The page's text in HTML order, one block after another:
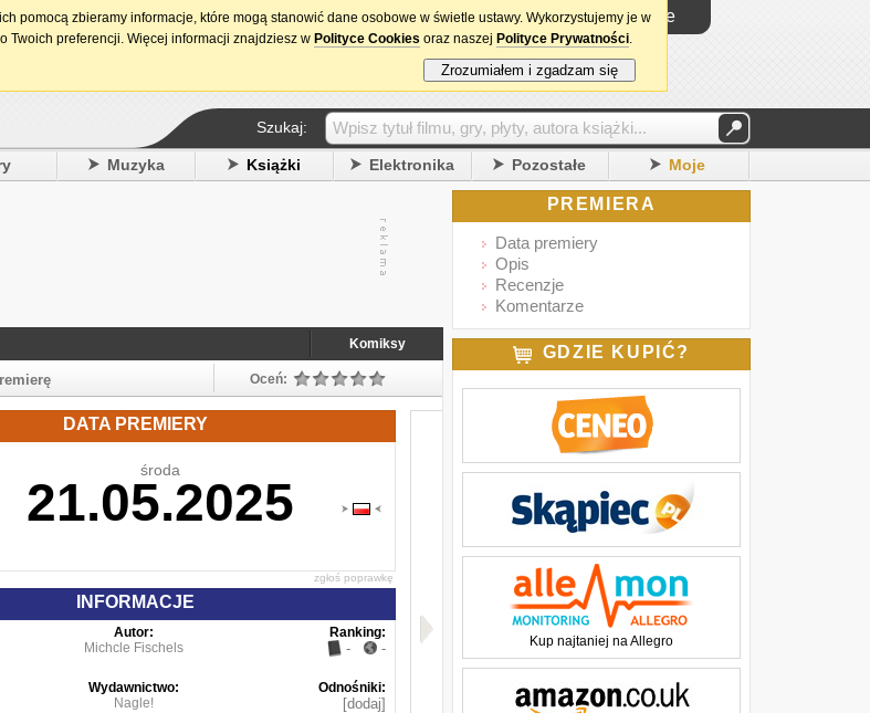
15. urodziny DataPremiery.pl Logowanie
Szukaj:
Muzyka Książki Elektronika Pozostałe Moje
Komiksy
Oceń:
DATA PREMIERY
środa
21.05.2025
zgłoś poprawkę
INFORMACJE
Autor:
Michcle Fischels
Ranking:
- -
Wydawnictwo:
Nagle!
Odnośniki:
[dodaj]
PREMIERA
Data premiery
Opis
Recenzje
Komentarze
GDZIE KUPIĆ?
Kup najtaniej na Allegro
pomocą zbieramy informacje, które mogą stanowić dane osobowe w świetle ustawy. Wykorzystujemy je w
Twoich preferencji. Więcej informacji znajdziesz w Polityce Cookies oraz naszej Polityce Prywatności.
Zrozumiałem i zgadzam się